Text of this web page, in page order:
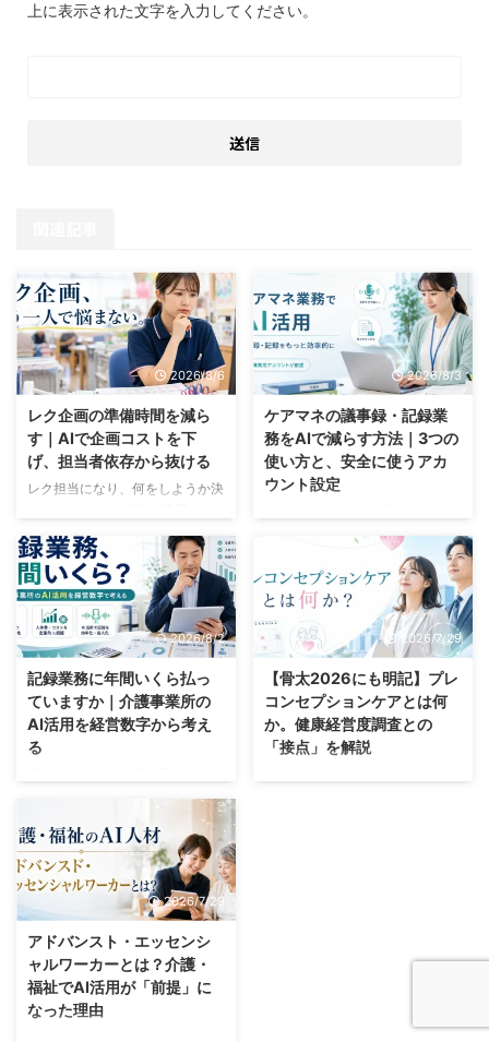
上に表示された文字を入力してください。
2026/8/6
レク企画の準備時間を減ら
す｜AIで企画コストを下
げ、担当者依存から抜ける
レク担当になり、何をしようか決
ま止まっている。 「先月は何を
やったっけ」「これ、去年もやっ
たな」「Aさんは車椅子だから、
この内容だと参加できない」 30
分ほど画面を見て、結局その日は
決まらず、続きは家で考えること
になる。 この光景に見覚えのあ
る管理者やレク担当になったかは
多いはずです。 そして問題は、
何の生産性もなく担当者の時間だ
2026/8/3
ケアマネの議事録・記録業
務をAIで減らす方法｜3つの
使い方と、安全に使うアカ
ウント設定
すか？ 「実際の業務で使えるの
だろうか？」 「個人情報がある
ので使ってはダメでしょ」 そう
思われているかもしれませんが、
結論、AIは使えます。ただし「業
務用アカウント」が前提です 介
の専門職です。ところが一日を振
り返ると、人と向き合っていた時
間より、文字を打っていた時間の
ほうが長い。そんな日は珍しくあ
2026/8/2
記録業務に年間いくら払っ
ていますか｜介護事業所の
AI活用を経営数字から考え
る
労働省の「介護サービス事業にお
ける生産性向上に資するガイドラ
イン」では、タブレット端末の活
用や記録・報告方法の見直しによ
り、職員1人当たりの記録作業時
間が月170.4分削減され、帳票も
ています。 月およそ3時間弱。1
人分だとピンときませんが、30
人の事業所なら月85時間です。
現場では「記録が終わらない」と
2026/7/29
【骨太2026にも明記】プレ
コンセプションケアとは何
か。健康経営度調査との
「接点」を解説
2026/7/29
アドバンスト・エッセンシ
ャルワーカーとは？介護・
福祉でAI活用が「前提」に
なった理由